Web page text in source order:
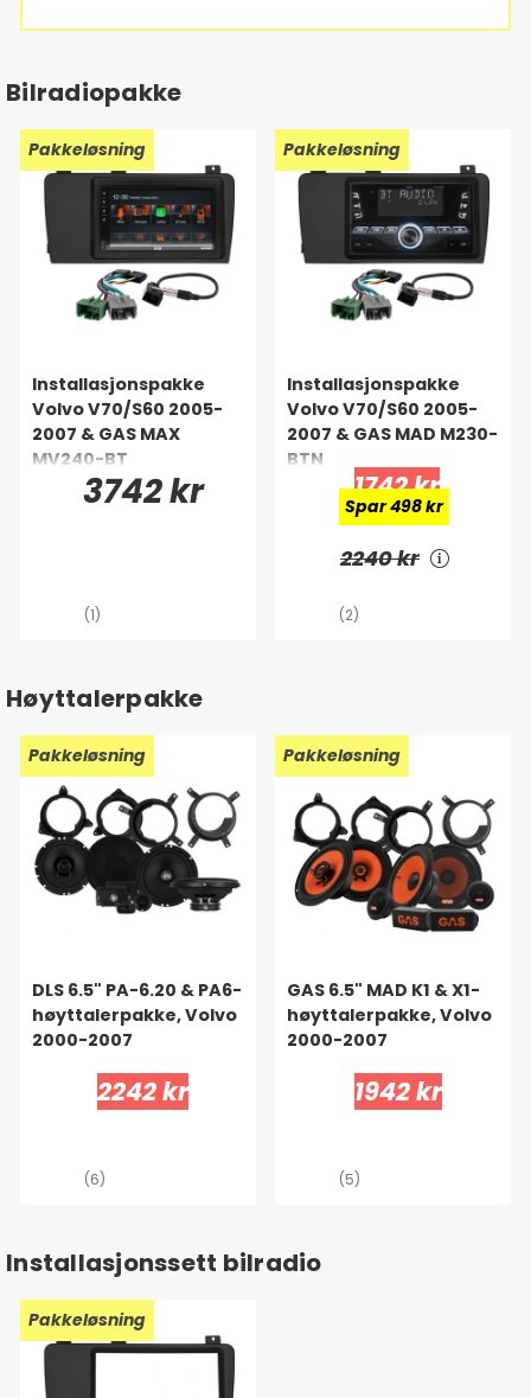
Bilradiopakke
Pakkeløsning
Installasjonspakke
Volvo V70/S60 2005-
2007 & GAS MAX
MV240-BT
3742 kr
(1)
Pakkeløsning
Installasjonspakke
Volvo V70/S60 2005-
2007 & GAS MAD M230-
BTN
1742 kr
Spar 498 kr
2240 kr
(2)
Høyttalerpakke
Pakkeløsning
DLS 6.5" PA-6.20 & PA6-
høyttalerpakke, Volvo
2000-2007
2242 kr
(6)
Pakkeløsning
GAS 6.5" MAD K1 & X1-
høyttalerpakke, Volvo
2000-2007
1942 kr
(5)
Installasjonssett bilradio
Pakkeløsning